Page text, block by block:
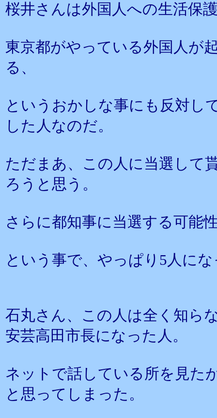
桜井さんは外国人への生活保
東京都がやっている外国人が
る、
というおかしな事にも反対し
した人なのだ。
ただまあ、この人に当選して
ろうと思う。
さらに都知事に当選する可能
という事で、やっぱり5人に
石丸さん、この人は全く知ら
安芸高田市長になった人。
ネットで話している所を見た
と思ってしまった。